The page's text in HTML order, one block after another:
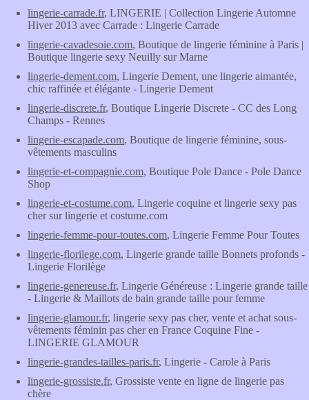
lingerie-carrade.fr, LINGERIE | Collection Lingerie Automne
Hiver 2013 avec Carrade : Lingerie Carrade
lingerie-cavadesoie.com, Boutique de lingerie féminine à Paris |
Boutique lingerie sexy Neuilly sur Marne
lingerie-dement.com, Lingerie Dement, une lingerie aimantée,
chic raffinée et élégante - Lingerie Dement
lingerie-discrete.fr, Boutique Lingerie Discrete - CC des Long
Champs - Rennes
lingerie-escapade.com, Boutique de lingerie féminine, sous-
vêtements masculins
lingerie-et-compagnie.com, Boutique Pole Dance - Pole Dance
Shop
lingerie-et-costume.com, Lingerie coquine et lingerie sexy pas
cher sur lingerie et costume.com
lingerie-femme-pour-toutes.com, Lingerie Femme Pour Toutes
lingerie-florilege.com, Lingerie grande taille Bonnets profonds -
Lingerie Florilège
lingerie-genereuse.fr, Lingerie Généreuse : Lingerie grande taille
- Lingerie & Maillots de bain grande taille pour femme
lingerie-glamour.fr, lingerie sexy pas cher, vente et achat sous-
vêtements féminin pas cher en France Coquine Fine -
LINGERIE GLAMOUR
lingerie-grandes-tailles-paris.fr, Lingerie - Carole à Paris
lingerie-grossiste.fr, Grossiste vente en ligne de lingerie pas
chère